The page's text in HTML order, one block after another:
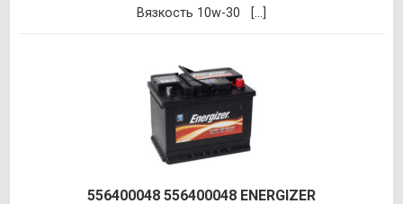
Вязкость 10w-30 [...]
556400048 556400048 ENERGIZER